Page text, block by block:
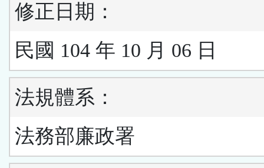
修正日期：
民國 104 年 10 月 06 日
法規體系：
法務部廉政署